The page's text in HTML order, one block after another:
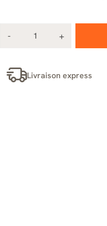
Livraison express